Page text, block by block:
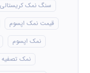
سنگ نمک کریستالی
قیمت نمک اپسوم
نمک اپسوم
نمک